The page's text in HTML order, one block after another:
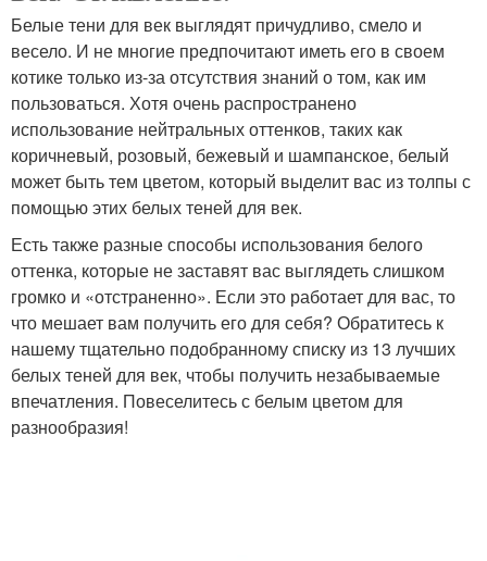
Белые тени для век выглядят причудливо, смело и
весело. И не многие предпочитают иметь его в своем
котике только из-за отсутствия знаний о том, как им
пользоваться. Хотя очень распространено
использование нейтральных оттенков, таких как
коричневый, розовый, бежевый и шампанское, белый
может быть тем цветом, который выделит вас из толпы с
помощью этих белых теней для век.
Есть также разные способы использования белого
оттенка, которые не заставят вас выглядеть слишком
громко и «отстраненно». Если это работает для вас, то
что мешает вам получить его для себя? Обратитесь к
нашему тщательно подобранному списку из 13 лучших
белых теней для век, чтобы получить незабываемые
впечатления. Повеселитесь с белым цветом для
разнообразия!